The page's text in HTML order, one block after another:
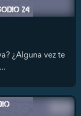
¿Alguna vez te